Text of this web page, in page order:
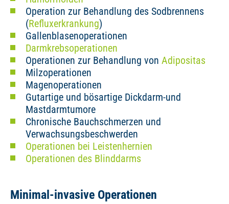
Operation zur Behandlung des Sodbrennens
(Refluxerkrankung)
Gallenblasenoperationen
Darmkrebsoperationen
Operationen zur Behandlung von Adipositas
Milzoperationen
Magenoperationen
Gutartige und bösartige Dickdarm-und
Mastdarmtumore
Chronische Bauchschmerzen und
Verwachsungsbeschwerden
Operationen bei Leistenhernien
Operationen des Blinddarms
Minimal-invasive Operationen